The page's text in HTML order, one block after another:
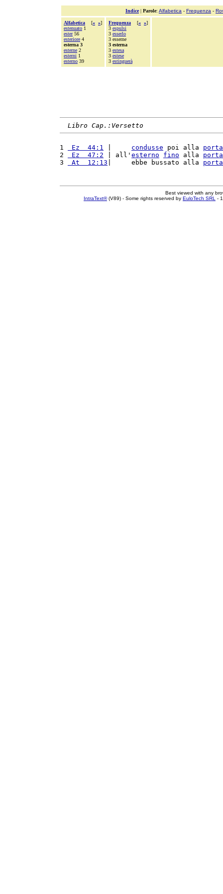
Indice| Parole: Alfabetica - Frequenza -
Alfabetica [« »]
estenuato 1
ester56
esteriore 4
esterna 3
esterne 2
esterni 1
esterno 39
Frequenza [« »]
3 espulsi
3 esserlo
3 esserne
3 esterna
3 estesa
3 estese
3 estinguerà
Libro Cap.:Versetto
1 Ez  44:1 condusse poi alla porta
2
Ez  47:2 | all' esterno fino alla porta
3
At  12:13 |     ebbe bussato alla porta
Best viewed with any
IntraText®(V89) - Some rights reserved by EuloTech SRL -